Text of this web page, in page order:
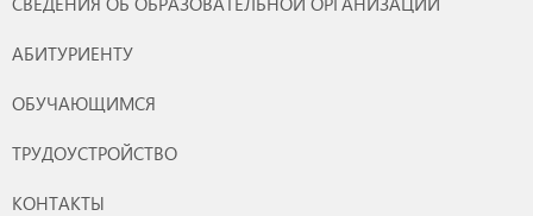
АБИТУРИЕНТУ
ОБУЧАЮЩИМСЯ
ТРУДОУСТРОЙСТВО
КОНТАКТЫ